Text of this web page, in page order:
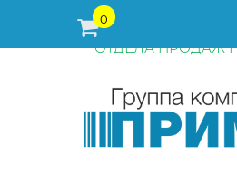
0
ПЕРЕД ОФОРМЛЕНИЕМ
ПОСТАВКИ ТОВАРА
ОТДЕЛА ПРОДАЖ